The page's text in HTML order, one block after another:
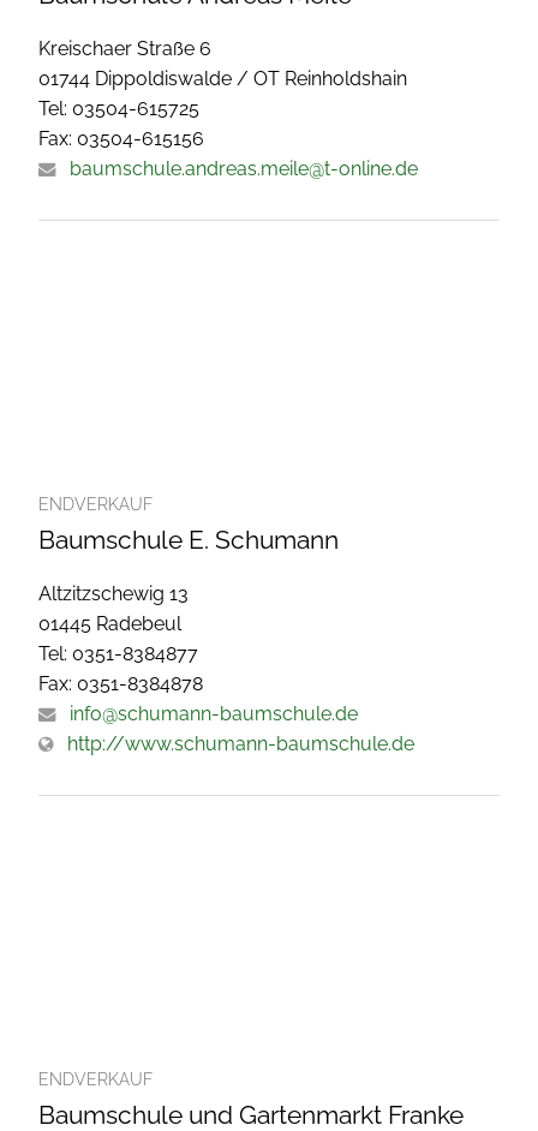
Kreischaer Straße 6
01744 Dippoldiswalde / OT Reinholdshain
Tel: 03504-615725
Fax: 03504-615156
baumschule.andreas.meile@t-online.de
ENDVERKAUF
Baumschule E. Schumann
Altzitzschewig 13
01445 Radebeul
Tel: 0351-8384877
Fax: 0351-8384878
info@schumann-baumschule.de
http://www.schumann-baumschule.de
ENDVERKAUF
Baumschule und Gartenmarkt Franke